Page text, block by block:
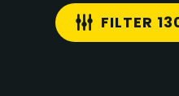
FILTER